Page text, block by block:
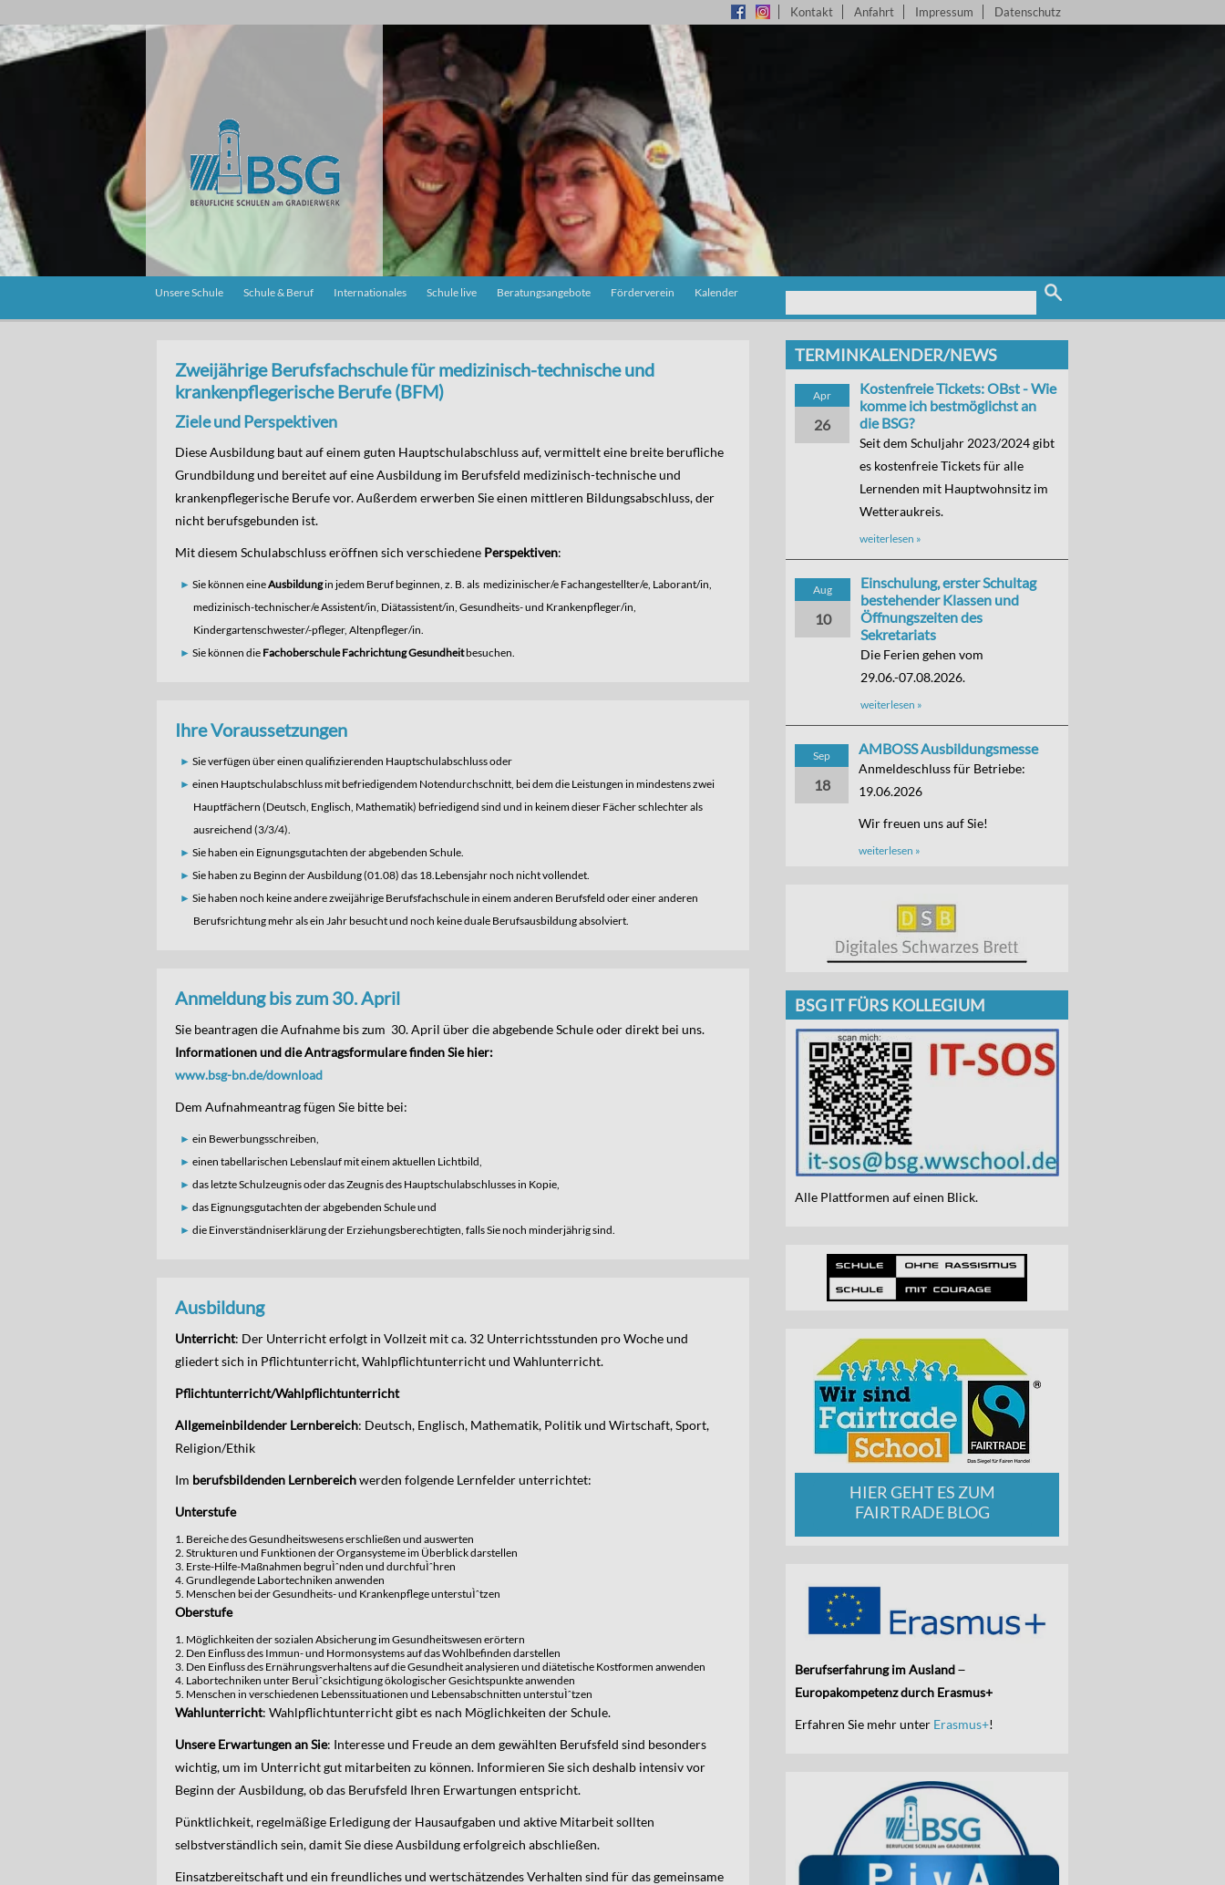
Kontakt Anfahrt Impressum Datenschutz
Unsere Schule Schule & Beruf Internationales Schule live Beratungsangebote Förderverein Kalender
Zweijährige Berufsfachschule für medizinisch-technische und
krankenpflegerische Berufe (BFM)
Ziele und Perspektiven
Diese Ausbildung baut auf einem guten Hauptschulabschluss auf, vermittelt eine breite berufliche
Grundbildung und bereitet auf eine Ausbildung im Berufsfeld medizinisch-technische und
krankenpflegerische Berufe vor. Außerdem erwerben Sie einen mittleren Bildungsabschluss, der
nicht berufsgebunden ist.
Mit diesem Schulabschluss eröffnen sich verschiedene Perspektiven:
Sie können eineAusbildungin jedem Beruf beginnen, z. B. als medizinischer/e Fachangestellter/e, Laborant/in,
medizinisch-technischer/e Assistent/in, Diätassistent/in, Gesundheits- und Krankenpfleger/in,
Kindergartenschwester/-pfleger, Altenpfleger/in.
Sie können die Fachoberschule Fachrichtung Gesundheitbesuchen.
Ihre Voraussetzungen
Sie verfügen über einen qualifizierenden Hauptschulabschluss oder
einen Hauptschulabschluss mit befriedigendem Notendurchschnitt, bei dem die Leistungen in mindestens zwei
Hauptfächern (Deutsch, Englisch, Mathematik) befriedigend sind und in keinem dieser Fächer schlechter als
ausreichend (3/3/4).
Sie haben ein Eignungsgutachten der abgebenden Schule.
Sie haben zu Beginn der Ausbildung (01.08) das 18.Lebensjahr noch nicht vollendet.
Sie haben noch keine andere zweijährige Berufsfachschule in einem anderen Berufsfeld oder einer anderen
Berufsrichtung mehr als ein Jahr besucht und noch keine duale Berufsausbildung absolviert.
Anmeldung bis zum 30. April
Sie beantragen die Aufnahme bis zum 30. April über die abgebende Schule oder direkt bei uns.
Informationen und die Antragsformulare finden Sie hier:
www.bsg-bn.de/download
Dem Aufnahmeantrag fügen Sie bitte bei:
ein Bewerbungsschreiben,
einen tabellarischen Lebenslauf mit einem aktuellen Lichtbild,
das letzte Schulzeugnis oder das Zeugnis des Hauptschulabschlusses in Kopie,
das Eignungsgutachten der abgebenden Schule und
die Einverständniserklärung der Erziehungsberechtigten, falls Sie noch minderjährig sind.
Ausbildung
Unterricht: Der Unterricht erfolgt in Vollzeit mit ca. 32 Unterrichtsstunden pro Woche und
gliedert sich in Pflichtunterricht, Wahlpflichtunterricht und Wahlunterricht.
Pflichtunterricht/Wahlpflichtunterricht
Allgemeinbildender Lernbereich: Deutsch, Englisch, Mathematik, Politik und Wirtschaft, Sport,
Religion/Ethik
Im berufsbildenden Lernbereichwerden folgende Lernfelder unterrichtet:
Unterstufe
Bereiche des Gesundheitswesens erschließen und auswerten
Strukturen und Funktionen der Organsysteme im Überblick darstellen
Erste-Hilfe-Maßnahmen begruÌˆnden und durchfuÌˆhren
Grundlegende Labortechniken anwenden
Menschen bei der Gesundheits- und Krankenpflege unterstuÌˆtzen
Oberstufe
Möglichkeiten der sozialen Absicherung im Gesundheitswesen erörtern
Den Einfluss des Immun- und Hormonsystems auf das Wohlbefinden darstellen
Den Einfluss des Ernährungsverhaltens auf die Gesundheit analysieren und diätetische Kostformen anwenden
Labortechniken unter BeruÌˆcksichtigung ökologischer Gesichtspunkte anwenden
Menschen in verschiedenen Lebenssituationen und Lebensabschnitten unterstuÌˆtzen
Wahlunterricht: Wahlpflichtunterricht gibt es nach Möglichkeiten der Schule.
Unsere Erwartungen an Sie: Interesse und Freude an dem gewählten Berufsfeld sind besonders
wichtig, um im Unterricht gut mitarbeiten zu können. Informieren Sie sich deshalb intensiv vor
Beginn der Ausbildung, ob das Berufsfeld Ihren Erwartungen entspricht.
Pünktlichkeit, regelmäßige Erledigung der Hausaufgaben und aktive Mitarbeit sollten
selbstverständlich sein, damit Sie diese Ausbildung erfolgreich abschließen.
Einsatzbereitschaft und ein freundliches und wertschätzendes Verhalten sind für das gemeinsame
TERMINKALENDER/NEWS
Apr
26
Kostenfreie Tickets: OBst - Wie
komme ich bestmöglichst an
die BSG?
Seit dem Schuljahr 2023/2024 gibt
es kostenfreie Tickets für alle
Lernenden mit Hauptwohnsitz im
Wetteraukreis.
weiterlesen »
Aug
10
Einschulung, erster Schultag
bestehender Klassen und
Öffnungszeiten des
Sekretariats
Die Ferien gehen vom
29.06.-07.08.2026.
weiterlesen »
Sep
18
AMBOSS Ausbildungsmesse
Anmeldeschluss für Betriebe:
19.06.2026
Wir freuen uns auf Sie!
weiterlesen »
BSG IT FÜRS KOLLEGIUM
Alle Plattformen auf einen Blick.
HIER GEHT ES ZUM
FAIRTRADE BLOG
Berufserfahrung im Ausland ̶
Europakompetenz durch Erasmus+
Erfahren Sie mehr unter Erasmus+!